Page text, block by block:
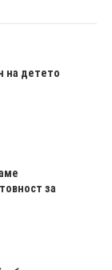
на детето
за